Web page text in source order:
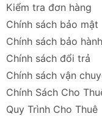
Kiểm tra đơn hàng
Chính sách bảo mật
Chính sách bảo hành
Chính sách đổi trả
Chính sách vận
Chính Sách Cho
Quy Trình Cho Thuê